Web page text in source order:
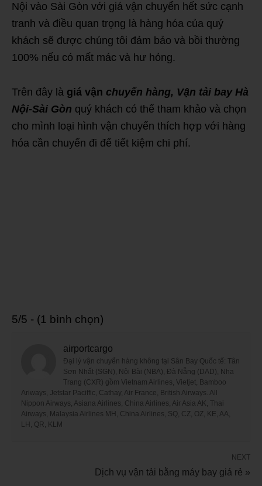
Nội vào Sài Gòn với giá vận chuyển hết sức cạnh
tranh và điều quan trọng là hàng hóa của quý
khách sẽ được chúng tôi đảm bảo và bồi thường
100% nếu có mất mác và hư hỏng.
Trên đây là giá vận chuyển hàng, Vận tải bay Hà
Nội-Sài Gòn quý khách có thể tham khảo và chọn
cho mình loại hình vận chuyển thích hợp với hàng
hóa cần chuyển đi để tiết kiệm chi phí.
5/5 - (1 bình chọn)
airportcargo
Đại lý vận chuyển hàng không tại Sân Bay Quốc tế: Tân
Sơn Nhất (SGN), Nội Bài (NBA), Đà Nẵng (DAD), Nha
Trang (CXR) gồm Vietnam Airlines, Vietjet, Bamboo
Ariways, Jetstar Paciffic, Cathay, Air France, British Airways. All
Nippon Airways, Asiana Airlines, China Airlines, Air Asia AK, Thai
Airways, Malaysia Airlines MH, China Airlines, SQ, CZ, OZ, KE, AA,
LH, QR, KLM
NEXT
Dịch vụ vận tải bằng máy bay giá rẻ »